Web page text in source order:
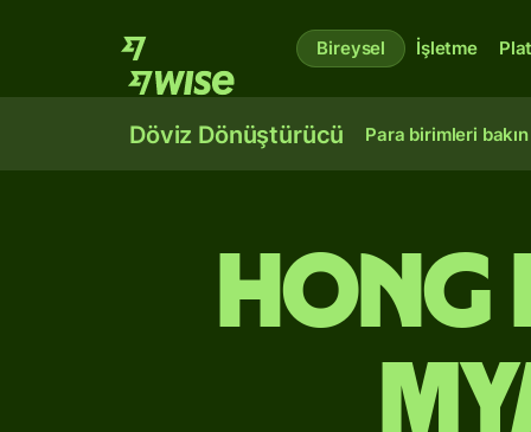
Bireysel İşletme
Döviz Dönüştürücü Para birimleri bakın
Hong